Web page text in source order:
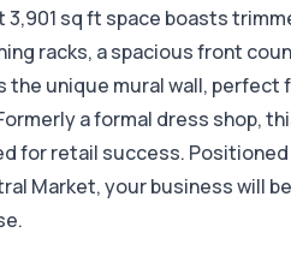
sq ft space boasts
racks, a spacious front
unique mural wall, perfect
a formal dress shop,
for retail success. Positioned
Market, your business will